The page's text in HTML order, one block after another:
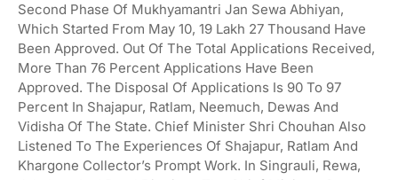
Second Phase Of Mukhyamantri Jan Sewa Abhiyan,
Which Started From May 10, 19 Lakh 27 Thousand Have
Been Approved. Out Of The Total Applications Received,
More Than 76 Percent Applications Have Been
Approved. The Disposal Of Applications Is 90 To 97
Percent In Shajapur, Ratlam, Neemuch, Dewas And
Vidisha Of The State. Chief Minister Shri Chouhan Also
Listened To The Experiences Of Shajapur, Ratlam And
Khargone Collector’s Prompt Work. In Singrauli, Rewa,